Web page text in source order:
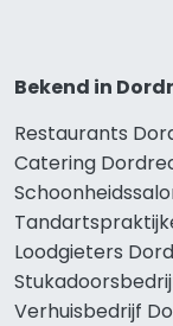
Bekend in
Restaurants
Catering
Loodgieters
Verhuisbedrijf